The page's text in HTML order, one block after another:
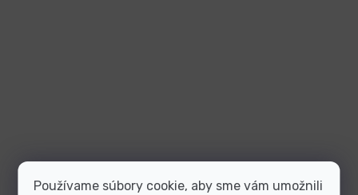
Používame súbory cookie, aby sme vám umožnili